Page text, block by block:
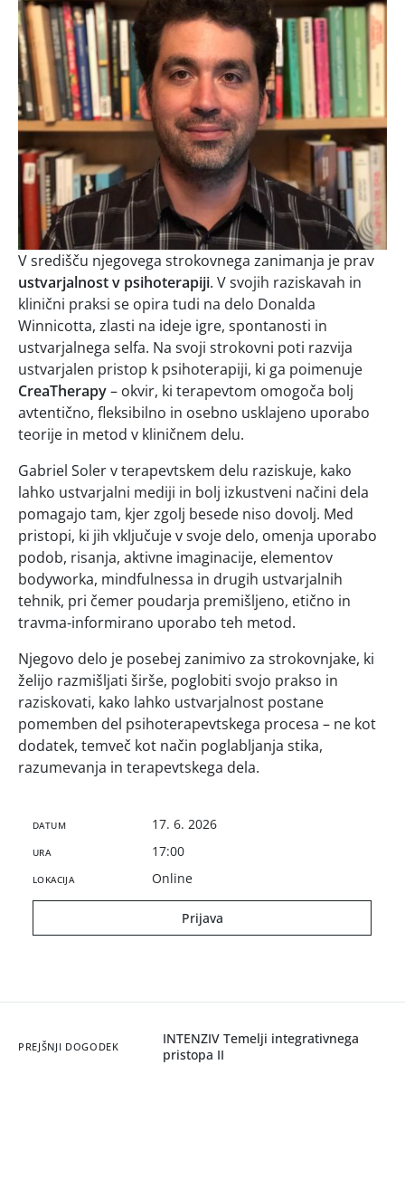
V središču njegovega strokovnega zanimanja je prav
ustvarjalnost v psihoterapiji. V svojih raziskavah in
klinični praksi se opira tudi na delo Donalda
Winnicotta, zlasti na ideje igre, spontanosti in
ustvarjalnega selfa. Na svoji strokovni poti razvija
ustvarjalen pristop k psihoterapiji, ki ga poimenuje
CreaTherapy– okvir, ki terapevtom omogoča bolj
avtentično, fleksibilno in osebno usklajeno uporabo
teorije in metod v kliničnem delu.
Gabriel Soler v terapevtskem delu raziskuje, kako
lahko ustvarjalni mediji in bolj izkustveni načini dela
pomagajo tam, kjer zgolj besede niso dovolj. Med
pristopi, ki jih vključuje v svoje delo, omenja uporabo
podob, risanja, aktivne imaginacije, elementov
bodyworka, mindfulnessa in drugih ustvarjalnih
tehnik, pri čemer poudarja premišljeno, etično in
travma-informirano uporabo teh metod.
Njegovo delo je posebej zanimivo za strokovnjake, ki
želijo razmišljati širše, poglobiti svojo prakso in
raziskovati, kako lahko ustvarjalnost postane
pomemben del psihoterapevtskega procesa – ne kot
dodatek, temveč kot način poglabljanja stika,
razumevanja in terapevtskega dela.
DATUM 17. 6. 2026
URA 17:00
LOKACIJA Online
Prijava
PREJŠNJI DOGODEK
INTENZIV Temelji integrativnega
pristopa II